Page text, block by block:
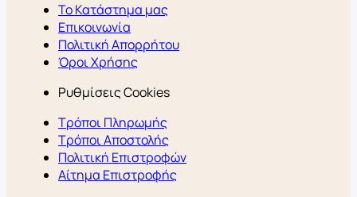
Το Κατάστημα μας
Επικοινωνία
Πολιτική Απορρήτου
Όροι Χρήσης
Ρυθμίσεις Cookies
Τρόποι Πληρωμής
Τρόποι Αποστολής
Πολιτική Επιστροφών
Αίτημα Επιστροφής